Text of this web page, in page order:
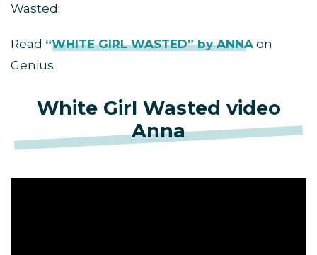
Wasted:
Read “WHITE GIRL WASTED” by ANNA on
Genius
White Girl Wasted video
Anna